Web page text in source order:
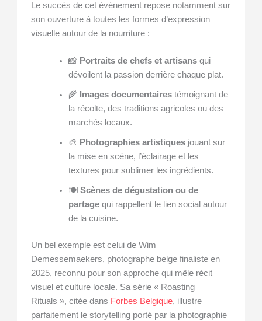
Le succès de cet événement repose notamment sur
son ouverture à toutes les formes d’expression
visuelle autour de la nourriture :
📸 Portraits de chefs et artisansqui
dévoilent la passion derrière chaque plat.
🌾 Images documentairestémoignant de
la récolte, des traditions agricoles ou des
marchés locaux.
🎨 Photographies artistiquesjouant sur
la mise en scène, l’éclairage et les
textures pour sublimer les ingrédients.
🍽️ Scènes de dégustation ou de
partagequi rappellent le lien social autour
de la cuisine.
Un bel exemple est celui de Wim
Demessemaekers, photographe belge finaliste en
2025, reconnu pour son approche qui mêle récit
visuel et culture locale. Sa série « Roasting
Rituals », citée dans Forbes Belgique, illustre
parfaitement le storytelling porté par la photographie